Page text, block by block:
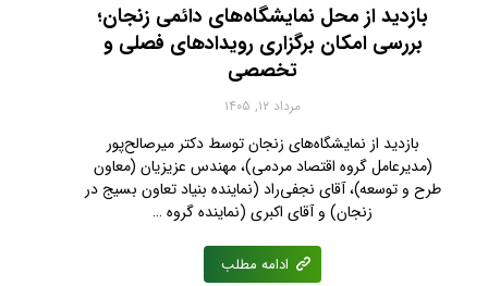
بازدید از محل نمایشگاه‌های دائمی زنجان؛
بررسی امکان برگزاری رویدادهای فصلی و
تخصصی
مرداد ۱۲, ۱۴۰۵
بازدید از نمایشگاه‌های زنجان توسط دکتر میرصالح‌پور
(مدیرعامل گروه اقتصاد مردمی)، مهندس عزیزیان (معاون
طرح و توسعه)، آقای نجفی‌راد (نماینده بنیاد تعاون بسیج در
زنجان) و آقای اکبری (نماینده گروه …
ادامه مطلب